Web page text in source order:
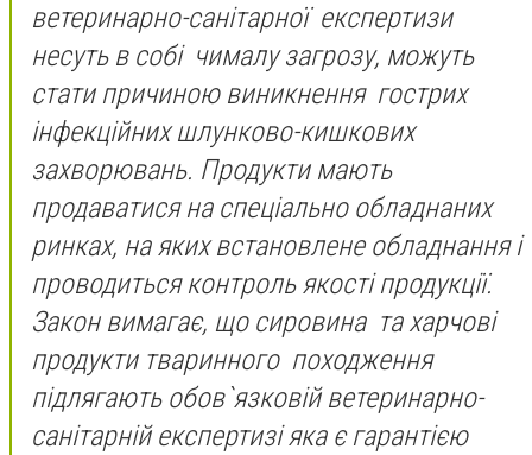
ветеринарно-санітарної експертизи
несуть в собі чималу загрозу, можуть
стати причиною виникнення гострих
інфекційних шлунково-кишкових
захворювань. Продукти мають
продаватися на спеціально обладнаних
ринках, на яких встановлене обладнання і
проводиться контроль якості продукції.
Закон вимагає, що сировина та харчові
продукти тваринного походження
підлягають обов`язковій ветеринарно-
санітарній експертизі яка є гарантією